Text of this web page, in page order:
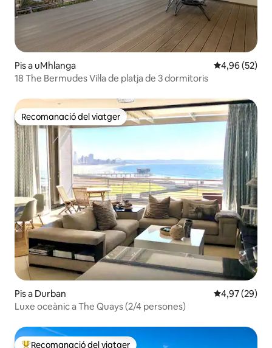
Pis a uMhlanga 4,96 de
4,96 (52)
18 The Bermudes Vil·la de platja de 3 dormitoris
Recomanació del viatger
Recomanació del viatger
Pis a Durban 4,97 de
4,97 (29)
Luxe oceànic a The Quays (2/4 persones)
Recomanació del viatger